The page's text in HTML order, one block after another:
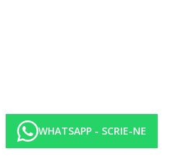
WHATSAPP - SCRIE-NE